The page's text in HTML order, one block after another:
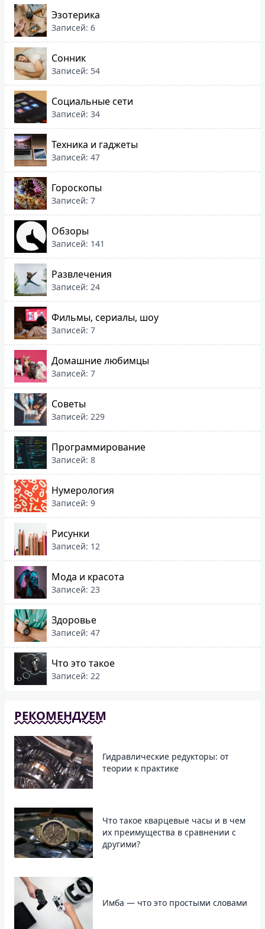
Эзотерика
Записей: 6
Сонник
Записей: 54
Социальные сети
Записей: 34
Техника и гаджеты
Записей: 47
Гороскопы
Записей: 7
Обзоры
Записей: 141
Развлечения
Записей: 24
Фильмы, сериалы, шоу
Записей: 7
Домашние любимцы
Записей: 7
Советы
Записей: 229
Программирование
Записей: 8
Нумерология
Записей: 9
Рисунки
Записей: 12
Мода и красота
Записей: 23
Здоровье
Записей: 47
Что это такое
Записей: 22
РЕКОМЕНДУЕМ
Гидравлические редукторы: от
теории к практике
Что такое кварцевые часы и в чем
их преимущества в сравнении с
другими?
Имба — что это простыми словами